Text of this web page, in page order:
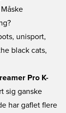
Pro K-
sig ganske
har gaflet flere